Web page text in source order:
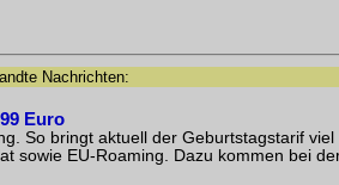
Nachrichten:
Euro
So bringt aktuell der Geburtstagstarif
sowie EU-Roaming. Dazu kommen bei